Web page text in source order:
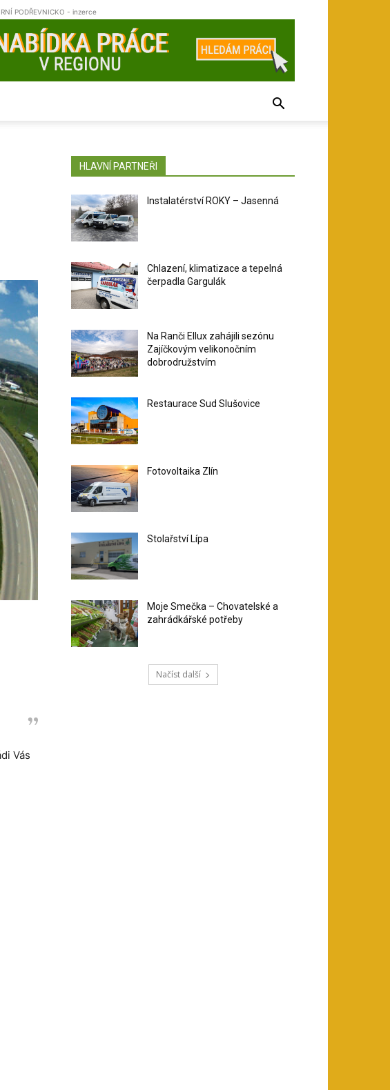
PODŘEVNICKO - inzerce
Vás
HLAVNÍ PARTNEŘI
Instalatérství ROKY – Jasenná
Chlazení, klimatizace a tepelná
čerpadla Gargulák
Na Ranči Ellux zahájili sezónu
Zajíčkovým velikonočním
dobrodružstvím
Restaurace Sud Slušovice
Fotovoltaika Zlín
Stolařství Lípa
Moje Smečka – Chovatelské a
zahrádkářské potřeby
Načíst další